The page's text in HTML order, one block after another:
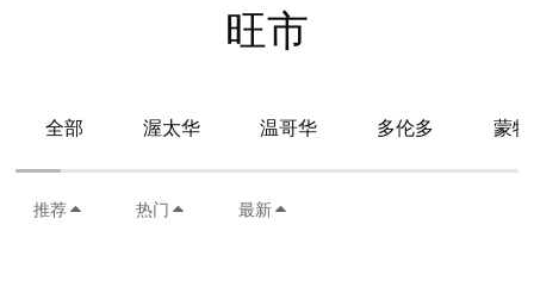
旺市
全部 渥太华 温哥华 多伦多 蒙
推荐 热门 最新